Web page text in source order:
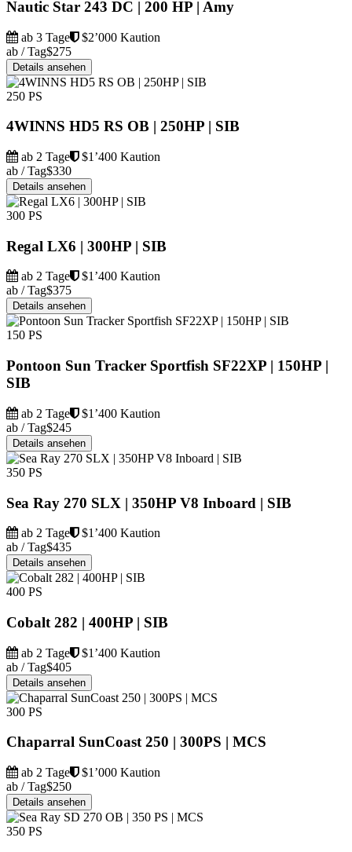
Nautic Star 243 DC | 200 HP | Amy
ab 3 Tage
$2’000 Kaution
ab / Tag$275
Details ansehen
250 PS
4WINNS HD5 RS OB | 250HP | SIB
ab 2 Tage
$1’400 Kaution
ab / Tag$330
Details ansehen
300 PS
Regal LX6 | 300HP | SIB
ab 2 Tage
$1’400 Kaution
ab / Tag$375
Details ansehen
150 PS
Pontoon Sun Tracker Sportfish SF22XP | 150HP |
SIB
ab 2 Tage
$1’400 Kaution
ab / Tag$245
Details ansehen
350 PS
Sea Ray 270 SLX | 350HP V8 Inboard | SIB
ab 2 Tage
$1’400 Kaution
ab / Tag$435
Details ansehen
400 PS
Cobalt 282 | 400HP | SIB
ab 2 Tage
$1’400 Kaution
ab / Tag$405
Details ansehen
300 PS
Chaparral SunCoast 250 | 300PS | MCS
ab 2 Tage
$1’000 Kaution
ab / Tag$250
Details ansehen
350 PS